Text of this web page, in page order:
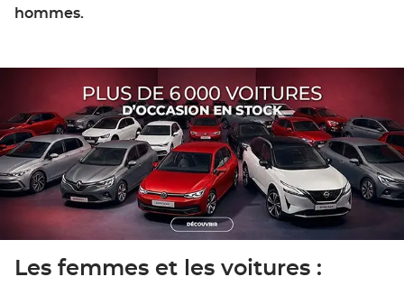
hommes.
Les femmes et les voitures :